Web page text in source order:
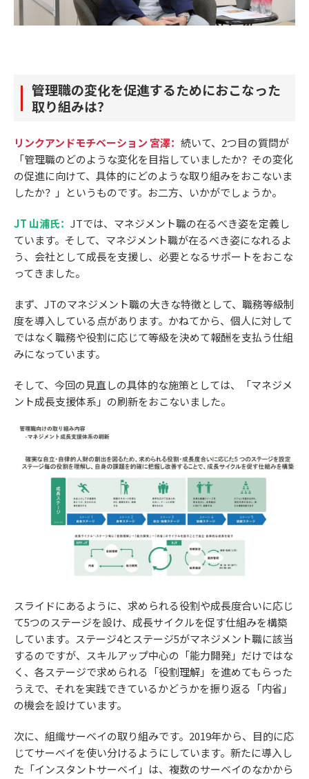
管理職の変化を促進するためにおこなった
取り組みは？
リンクアンドモチベーション 宮澤： 続いて、2つ目の質問が
「管理職のどのような変化を目指していましたか？その変化
の促進に向けて、具体的にどのような取り組みをおこないま
したか？」というものです。お二方、いかがでしょうか。
JT 山浦氏： JTでは、マネジメント職の在るべき姿を定義し
ています。そして、マネジメント職が在るべき姿になれるよ
う、会社として成長を支援し、必要となるサポートをおこな
ってきました。
まず、JTのマネジメント職の大きな特徴として、職務等級制
度を導入している点があります。かねてから、個人に対して
ではなく職務や役割に応じて等級を決めて報酬を支払う仕組
みになっています。
そして、今回の見直しの具体的な施策としては、「マネジメ
ント成長支援体系」の刷新をおこないました。
スライドにあるように、求められる役割や成長度合いに応じ
て5つのステージを設け、成長サイクルを促す仕組みを構築
しています。ステージ4とステージ5がマネジメント職に該当
するのですが、スキルアップ中心の「能力開発」だけではな
く、各ステージで求められる「役割理解」を進めてもらった
うえで、それを実践できているかどうかを振り返る「内省」
の機会を設けています。
次に、組織サーベイの取り組みです。2019年から、目的に応
じてサーベイを使い分けるようにしています。新たに導入し
た「インスタントサーベイ」は、複数のサーベイのなかから